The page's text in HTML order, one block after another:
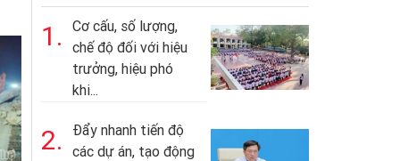
1.
Cơ cấu, số lượng,
chế độ đối với hiệu
trưởng, hiệu phó
khi...
2.
Đẩy nhanh tiến độ
các dự án, tạo động